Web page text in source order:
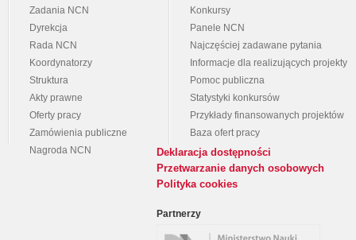
Zadania NCN
Dyrekcja
Rada NCN
Koordynatorzy
Struktura
Akty prawne
Oferty pracy
Zamówienia publiczne
Nagroda NCN
Konkursy
Panele NCN
Najczęściej zadawane pytania
Informacje dla realizujących projekty
Pomoc publiczna
Statystyki konkursów
Przykłady finansowanych projektów
Baza ofert pracy
Deklaracja dostępności
Przetwarzanie danych osobowych
Polityka cookies
Partnerzy